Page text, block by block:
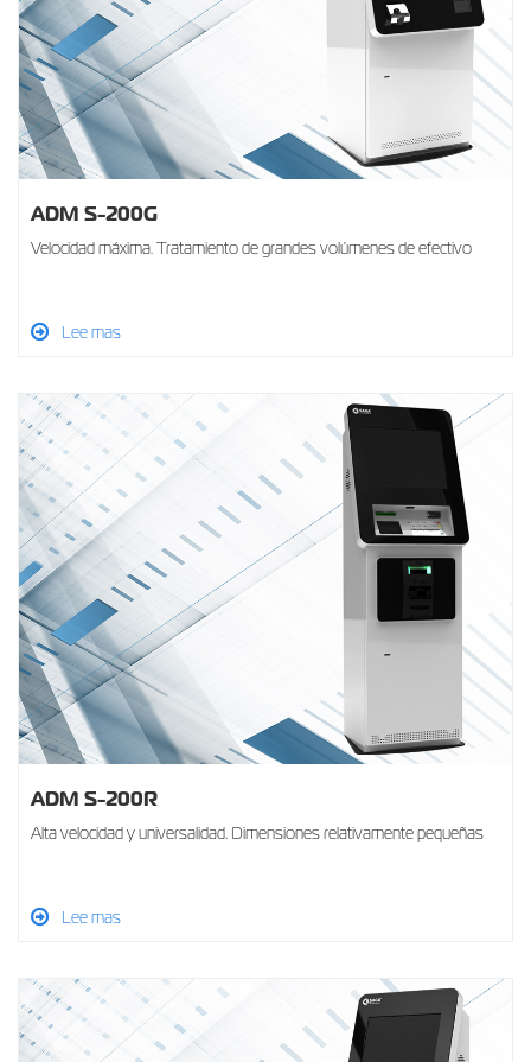
ADM S-200G
Velocidad máxima. Tratamiento de grandes volúmenes de efectivo
Lee mas
ADM S-200R
Alta velocidad y universalidad. Dimensiones relativamente pequeñas
Lee mas